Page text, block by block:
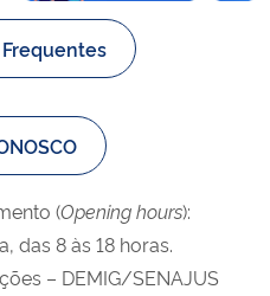
(Opening hours):
das 8 às 18 horas.
– DEMIG/SENAJUS